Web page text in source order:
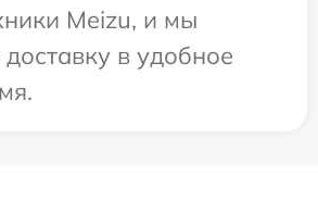
Meizu, и мы
в удобное